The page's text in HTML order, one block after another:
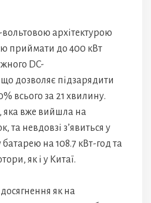
архітектурою
приймати до 400 кВт
DC-
дозволяє підзарядити
всього за 21 хвилину.
яка вже вийшла на
та невдовзі з’явиться у
на 108.7 кВт-год та
як і у Китаї.
як на